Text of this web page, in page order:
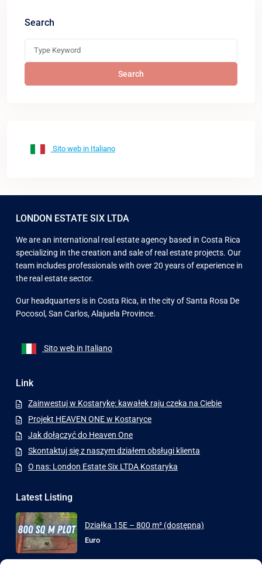
Search
Search
Sito web in Italiano
LONDON ESTATE SIX LTDA
We are an international real estate agency based in Costa Rica
specializing in the creation and sale of real estate projects. Our
team includes professionals with over 20 years of experience in
the real estate sector.
Our headquarters is in Costa Rica, in the city of Santa Rosa De
Pocosol, San Carlos, Alajuela Province.
Sito web in Italiano
Link
Zainwestuj w Kostarykę: kawałek raju czeka na Ciebie
Projekt HEAVEN ONE w Kostaryce
Jak dołączyć do Heaven One
Skontaktuj się z naszym działem obsługi klienta
O nas: London Estate Six LTDA Kostaryka
Latest Listing
Działka 15E – 800 m² (dostępna)
Euro